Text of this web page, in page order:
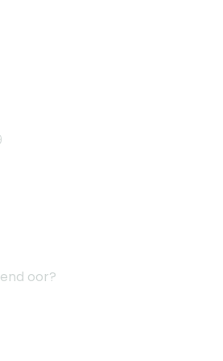
oor?